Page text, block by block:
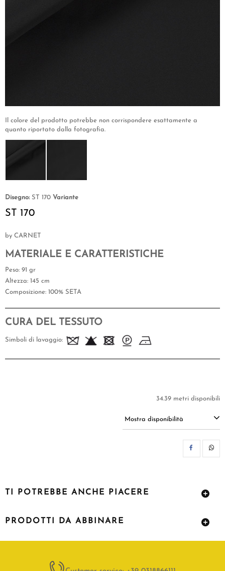
Il colore del prodotto potrebbe non corrispondere esattamente a
quanto riportato dalla fotografia.
Disegno: ST 170 Variante
ST 170
by CARNET
MATERIALE E CARATTERISTICHE
Peso: 91 gr
Altezza: 145 cm
Composizione: 100% SETA
CURA DEL TESSUTO
Simboli di lavaggio:
34.39 metri disponibili
Mostra disponibilità
TI POTREBBE ANCHE PIACERE
PRODOTTI DA ABBINARE